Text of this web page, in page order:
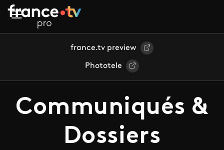
Aller au contenu principal
france.tv preview
Phototele
Communiqués &
Dossiers